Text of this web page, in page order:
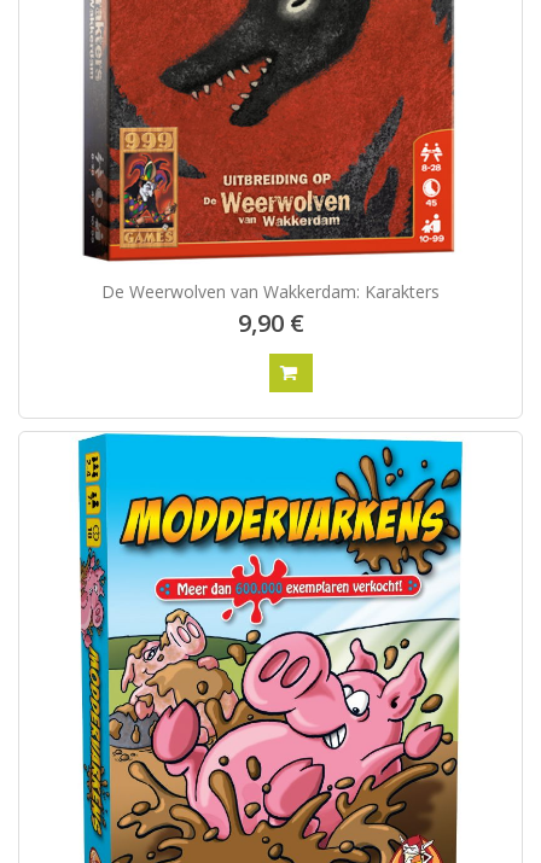
De Weerwolven van Wakkerdam: Karakters
9,90 €